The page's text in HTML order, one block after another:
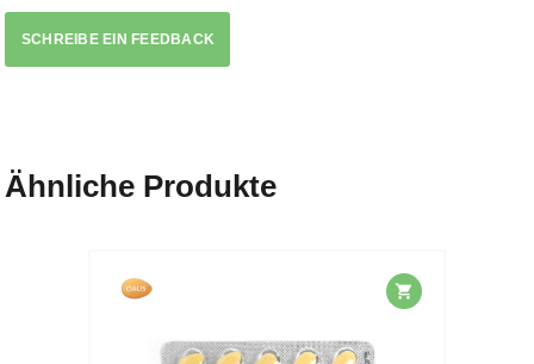
SCHREIBE EIN FEEDBACK
Ähnliche Produkte